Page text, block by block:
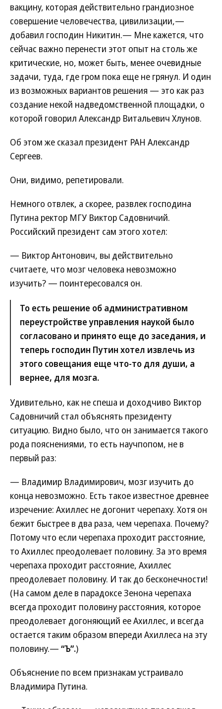
вакцину, которая действительно грандиозное
совершение человечества, цивилизации,—
добавил господин Никитин.— Мне кажется, что
сейчас важно перенести этот опыт на столь же
критические, но, может быть, менее очевидные
задачи, туда, где гром пока еще не грянул. И один
из возможных вариантов решения — это как раз
создание некой надведомственной площадки, о
которой говорил Александр Витальевич Хлунов.
Об этом же сказал президент РАН Александр
Сергеев.
Они, видимо, репетировали.
Немного отвлек, а скорее, развлек господина
Путина ректор МГУ Виктор Садовничий.
Российский президент сам этого хотел:
— Виктор Антонович, вы действительно
считаете, что мозг человека невозможно
изучить? — поинтересовался он.
То есть решение об административном
переустройстве управления наукой было
согласовано и принято еще до заседания, и
теперь господин Путин хотел извлечь из
этого совещания еще что-то для души, а
вернее, для мозга.
Удивительно, как не спеша и доходчиво Виктор
Садовничий стал объяснять президенту
ситуацию. Видно было, что он занимается такого
рода пояснениями, то есть научпопом, не в
первый раз:
— Владимир Владимирович, мозг изучить до
конца невозможно. Есть такое известное древнее
изречение: Ахиллес не догонит черепаху. Хотя он
бежит быстрее в два раза, чем черепаха. Почему?
Потому что если черепаха проходит расстояние,
то Ахиллес преодолевает половину. За это время
черепаха проходит расстояние, Ахиллес
преодолевает половину. И так до бесконечности!
(На самом деле в парадоксе Зенона черепаха
всегда проходит половину расстояния, которое
преодолевает догоняющий ее Ахиллес, и всегда
остается таким образом впереди Ахиллеса на эту
половину.— “Ъ”.)
Объяснение по всем признакам устраивало
Владимира Путина.